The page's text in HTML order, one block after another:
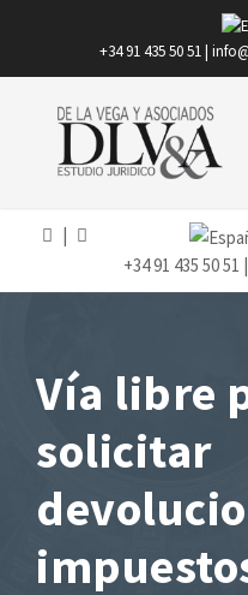
+34 91 435 50 51 |
+34 91 435 50 51 |
Vía libre
solicitar